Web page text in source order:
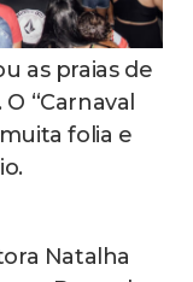
as praias de
“Carnaval
folia e
Natalha